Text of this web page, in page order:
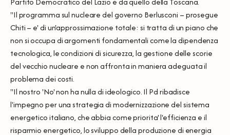
''Il programma sul nucleare del governo Berlusconi – prosegue
Chiti – e' di un'approssimazione totale: si tratta di un piano che
non si occupa di argomenti fondamentali come la dipendenza
tecnologica, le condizioni di sicurezza, la gestione delle scorie
del vecchio nucleare e non affronta in maniera adeguata il
problema dei costi.
''Il nostro 'No' non ha nulla di ideologico. Il Pd ribadisce
l'impegno per una strategia di modernizzazione del sistema
energetico italiano, che abbia come priorita' l'efficienza e il
risparmio energetico, lo sviluppo della produzione di energia